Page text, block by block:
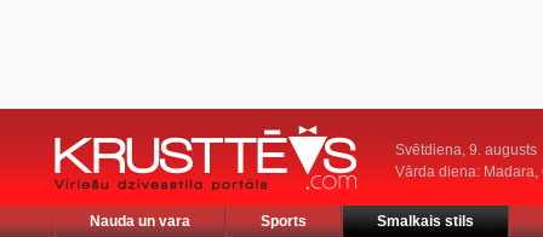
Svētdiena, 9. augusts
Vārda diena: Madara,
Nauda un vara Sports Smalkais stils